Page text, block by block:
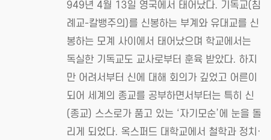
949년 4월 13일 영국에서 태어났다. 기독교(침
례교-칼뱅주의)를 신봉하는 부계와 유대교를 신
봉하는 모계 사이에서 태어났으며 학교에서는
독실한 기독교도 교사로부터 훈육 받았다. 하지
만 어려서부터 신에 대해 회의가 깊었고 어른이
되어 세계의 종교를 공부하면서부터는 특히 신
(종교) 스스로가 품고 있는 ‘자기모순’에 눈을 돌
리게 되었다. 옥스퍼드 대학교에서 철학과 정치·